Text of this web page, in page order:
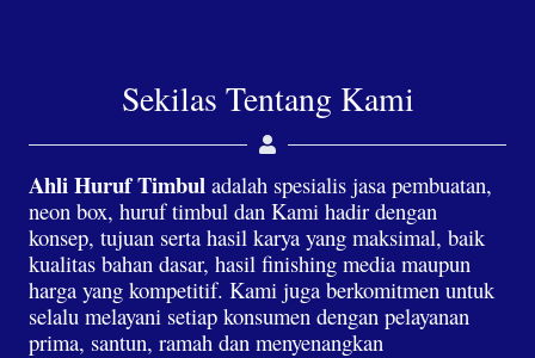
Sekilas Tentang Kami
Ahli Huruf Timbul adalah spesialis jasa pembuatan,
neon box, huruf timbul dan Kami hadir dengan
konsep, tujuan serta hasil karya yang maksimal, baik
kualitas bahan dasar, hasil finishing media maupun
harga yang kompetitif. Kami juga berkomitmen untuk
selalu melayani setiap konsumen dengan pelayanan
prima, santun, ramah dan menyenangkan